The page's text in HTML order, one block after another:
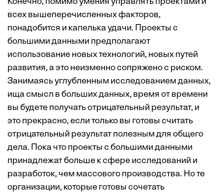
всех вышеперечисленных факторов,
понадобится и капелька удачи. Проекты с
большими данными предполагают
использование новых технологий, новых путей
развития, а это неизменно сопряжено с риском.
Занимаясь углубленным исследованием данных,
ища смысл в больших данных, время от времени
вы будете получать отрицательный результат, и
это прекрасно, если только вы готовы считать
отрицательный результат полезным для общего
дела. Пока что проекты с большими данными
принадлежат больше к сфере исследований и
разработок, чем массового производства. Но те
организации, которые готовы сочетать